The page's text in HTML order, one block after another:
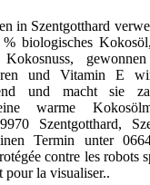
in Szentgotthard
biologisches
Kokosnuss,
und Vitamin E
und macht sie
warme
Szentgotthard,
Termin unter
contre les robots
pour la visualiser..